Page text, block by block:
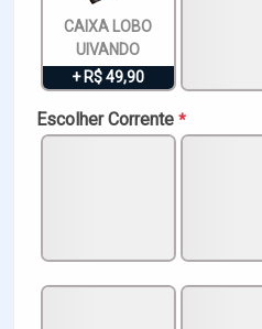
CAIXA LOBO
UIVANDO
+ R$ 49,90
Escolher Corrente *